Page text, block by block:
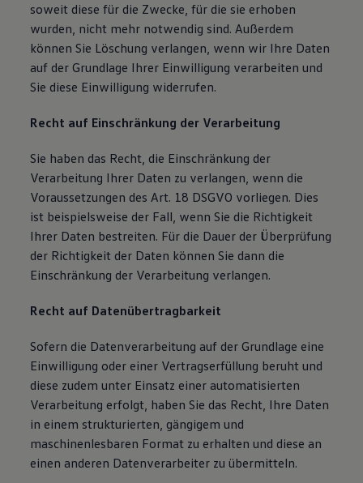
soweit diese für die Zwecke, für die sie erhoben
wurden, nicht mehr notwendig sind. Außerdem
können Sie Löschung verlangen, wenn wir Ihre Daten
auf der Grundlage Ihrer Einwilligung verarbeiten und
Sie diese Einwilligung widerrufen.
Recht auf Einschränkung der Verarbeitung
Sie haben das Recht, die Einschränkung der
Verarbeitung Ihrer Daten zu verlangen, wenn die
Voraussetzungen des Art. 18 DSGVO vorliegen. Dies
ist beispielsweise der Fall, wenn Sie die Richtigkeit
Ihrer Daten bestreiten. Für die Dauer der Überprüfung
der Richtigkeit der Daten können Sie dann die
Einschränkung der Verarbeitung verlangen.
Recht auf Datenübertragbarkeit
Sofern die Datenverarbeitung auf der Grundlage eine
Einwilligung oder einer Vertragserfüllung beruht und
diese zudem unter Einsatz einer automatisierten
Verarbeitung erfolgt, haben Sie das Recht, Ihre Daten
in einem strukturierten, gängigem und
maschinenlesbaren Format zu erhalten und diese an
einen anderen Datenverarbeiter zu übermitteln.